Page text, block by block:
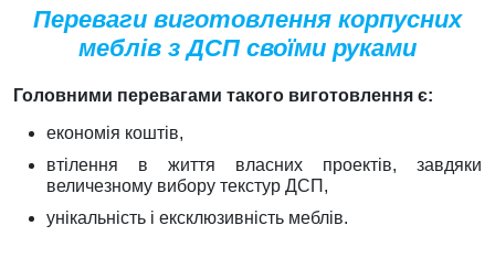
Переваги виготовлення корпусних
меблів з ДСП своїми руками
Головними перевагами такого виготовлення є:
економія коштів,
втілення в життя власних проектів, завдяки
величезному вибору текстур ДСП,
унікальність і ексклюзивність меблів.